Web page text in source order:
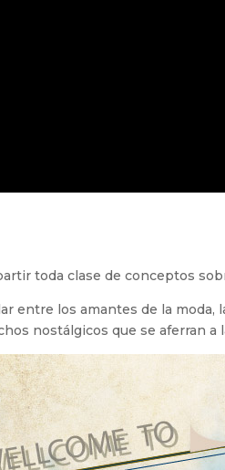
toda clase de conceptos
entre los amantes de la moda,
nostálgicos que se aferran a